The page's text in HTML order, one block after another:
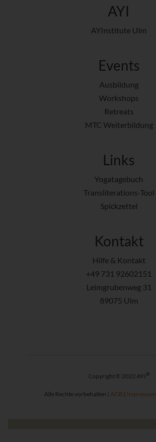
AYI
AYInstitute Ulm
Events
Ausbildung
Workshops
Retreats
MTC Weiterbildung
Links
Yogatagebuch
Transliterations-Tool
Spickzettel
Kontakt
Hilfe & Kontakt
+49 731 92602151
Leimgrubenweg 31
89075 Ulm
Copyright © 2022 AYI ®
Alle Rechte vorbehalten | AGB | Impressum